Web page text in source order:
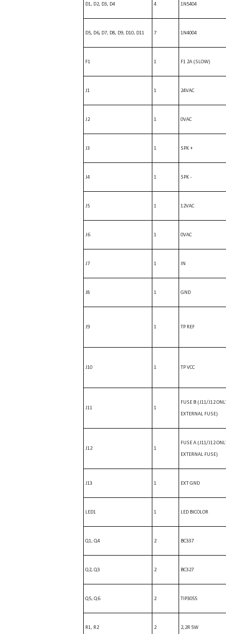
D1, D2, D3, D4 4 1N5404
D5, D6, D7, D8, D9, D10, D11 7 1N4004
F1 1 F1 2A (SLOW)
J1 1 24VAC
J2 1 0VAC
J3 1 SPK +
J4 1 SPK -
J5 1 12VAC
J6 1 0VAC
J7 1 IN
J8 1 GND
J9 1 TP REF
J10 1 TP VCC
J11 1
FUSE B (J11/J12
EXTERNAL FUSE)
J12 1
FUSE A (J11/J12
EXTERNAL FUSE)
J13 1 EXT GND
LED1 1 LED BICOLOR
Q1, Q4 2 BC337
Q2, Q3 2 BC327
Q5, Q6 2 TIP3055
R1, R2 2 2,2R 5W